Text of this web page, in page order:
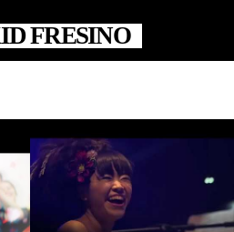
FRESINO